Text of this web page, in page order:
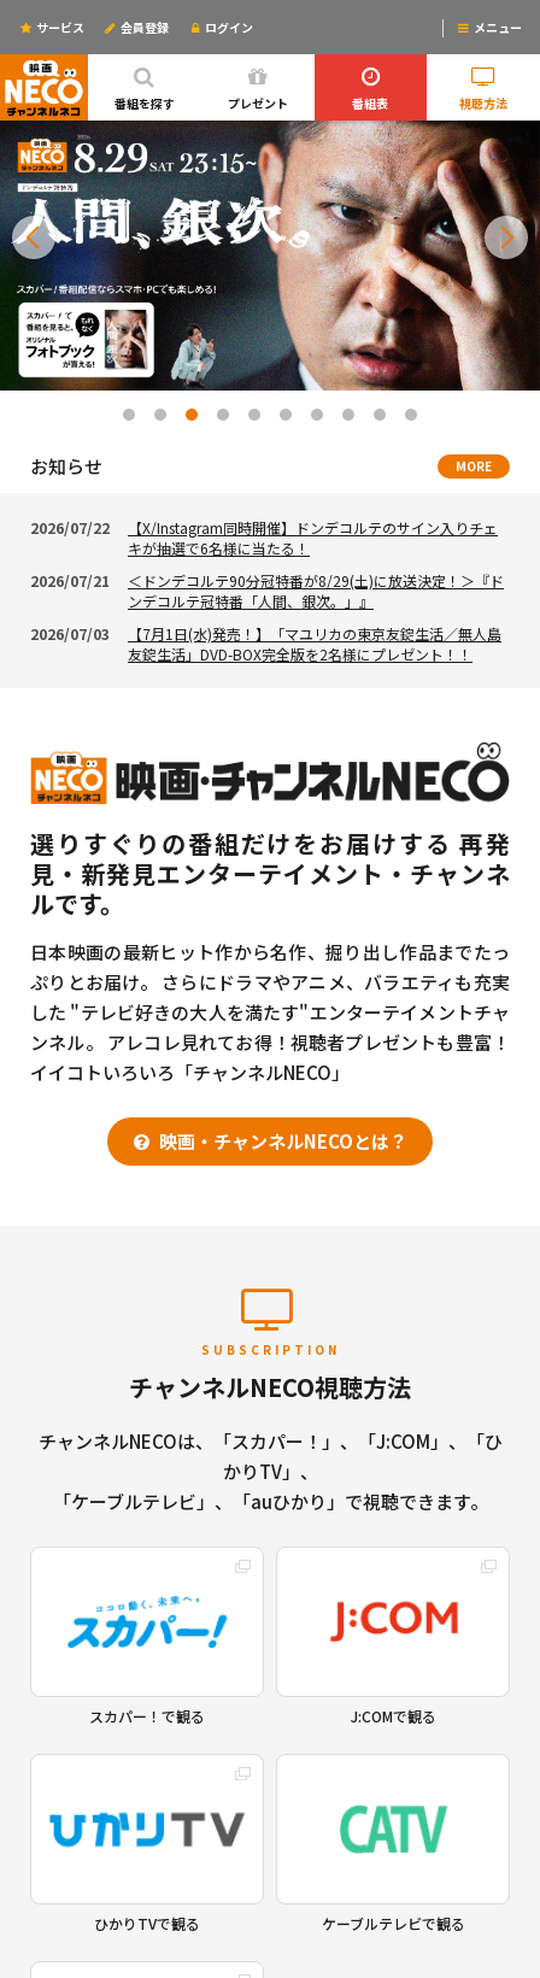
番組を探す プレゼント 番組表 視聴方法
サービス 会員登録 ログイン メニュー
ログインするとリマインドメールが使えるYO!
お知らせ MORE
2026/07/22
【X/Instagram同時開催】ドンデコルテのサイン入りチェ
キが抽選で6名様に当たる！
2026/07/21
＜ドンデコルテ90分冠特番が8/29(土)に放送決定！＞『ド
ンデコルテ冠特番「人間、銀次。」』
2026/07/03
【7月1日(水)発売！】「マユリカの東京友錠生活／無人島
友錠生活」DVD-BOX完全版を2名様にプレゼント！！
選りすぐりの番組だけをお届けする 再発
見・新発見エンターテイメント・チャンネ
ルです。
日本映画の最新ヒット作から名作、掘り出し作品までたっ
ぷりとお届け。
さらにドラマやアニメ、バラエティも充実
した "テレビ好きの大人を満たす"エンターテイメントチャ
ンネル。
アレコレ見れてお得！視聴者プレゼントも豊富！
イイコトいろいろ「チャンネルNECO」
映画・チャンネルNECOとは？
SUBSCRIPTION
チャンネルNECO視聴方法
チャンネルNECOは、「スカパー！」、「J:COM」、「ひ
かりTV」、
「ケーブルテレビ」、「auひかり」で視聴できます。
スカパー！で観る J:COMで観る
ひかりTVで観る ケーブルテレビで観る